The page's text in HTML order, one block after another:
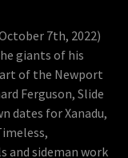
7th, 2022)
giants of his
of the Newport
Ferguson, Slide
dates for Xanadu,
and sideman work